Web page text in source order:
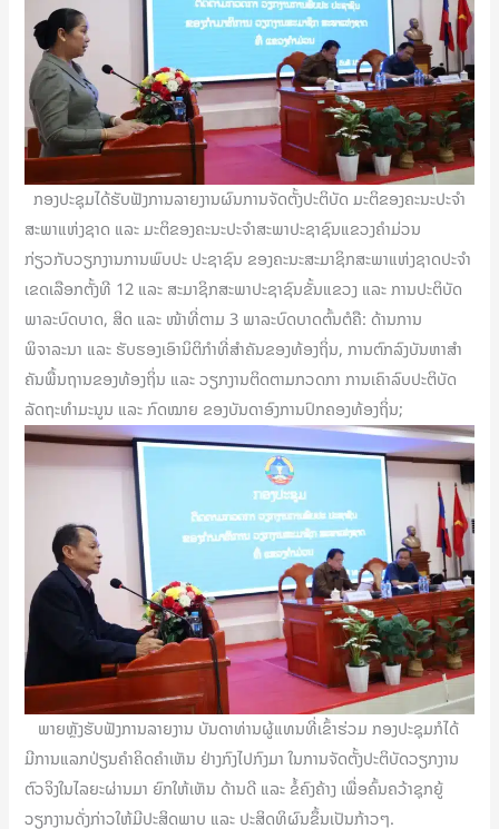
ກອງປະຊຸມໄດ້ຮັບຟັງການລາຍງານຜົນການຈັດຕັ້ງປະຕິບັດ ມະຕິຂອງຄະນະປະຈໍາ
ສະພາແຫ່ງຊາດ ແລະ ມະຕິຂອງຄະນະປະຈໍາສະພາປະຊາຊົນແຂວງຄໍາມ່ວນ
ກ່ຽວກັບວຽກງານການພົບປະ ປະຊາຊົນ ຂອງຄະນະສະມາຊິກສະພາແຫ່ງຊາດປະຈໍາ
ເຂດເລືອກຕັ້ງທີ 12 ແລະ ສະມາຊິກສະພາປະຊາຊົນຂັ້ນແຂວງ ແລະ ການປະຕິບັດ
ພາລະບົດບາດ, ສິດ ແລະ ໜ້າທີ່ຕາມ 3 ພາລະບົດບາດຕົ້ນຕໍຄື: ດ້ານການ
ພິຈາລະນາ ແລະ ຮັບຮອງເອົານິຕິກຳທີ່ສຳຄັນຂອງທ້ອງຖິ່ນ, ການຕົກລົງບັນຫາສໍາ
ຄັນພື້ນຖານຂອງທ້ອງຖິ່ນ ແລະ ວຽກງານຕິດຕາມກວດກາ ການເຄົາລົບປະຕິບັດ
ລັດຖະທຳມະນູນ ແລະ ກົດໝາຍ ຂອງບັນດາອົງການປົກຄອງທ້ອງຖິ່ນ;
ພາຍຫຼັງຮັບຟັງການລາຍງານ ບັນດາທ່ານຜູ້ແທນທີ່ເຂົ້າຮ່ວມ ກອງປະຊຸມກໍໄດ້
ມີການແລກປ່ຽນຄໍາຄິດຄໍາເຫັນ ຢ່າງກົງໄປກົງມາ ໃນການຈັດຕັ້ງປະຕິບັດວຽກງານ
ຕົວຈິງໃນໄລຍະຜ່ານມາ ຍົກໃຫ້ເຫັນ ດ້ານດີ ແລະ ຂໍ້ຄົງຄ້າງ ເພື່ອຄົ້ນຄວ້າຊຸກຍູ້
ວຽກງານດັ່ງກ່າວໃຫ້ມີປະສິດພາບ ແລະ ປະສິດທິຜົນຂຶ້ນເປັນກ້າວໆ.